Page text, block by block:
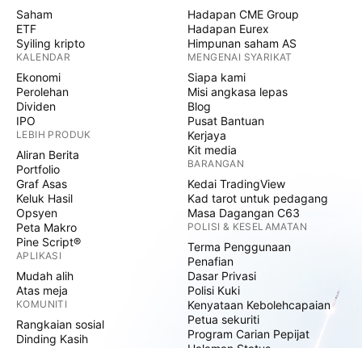
Saham
ETF
Syiling kripto
KALENDAR
Ekonomi
Perolehan
Dividen
IPO
LEBIH PRODUK
Aliran Berita
Portfolio
Graf Asas
Keluk Hasil
Opsyen
Peta Makro
Pine Script®
APLIKASI
Mudah alih
Atas meja
KOMUNITI
Rangkaian sosial
Dinding Kasih
Hadapan CME Group
Hadapan Eurex
Himpunan saham AS
MENGENAI SYARIKAT
Siapa kami
Misi angkasa lepas
Blog
Pusat Bantuan
Kerjaya
Kit media
BARANGAN
Kedai TradingView
Kad tarot untuk pedagang
Masa Dagangan C63
POLISI & KESELAMATAN
Terma Penggunaan
Penafian
Dasar Privasi
Polisi Kuki
Kenyataan Kebolehcapaian
Petua sekuriti
Program Carian Pepijat